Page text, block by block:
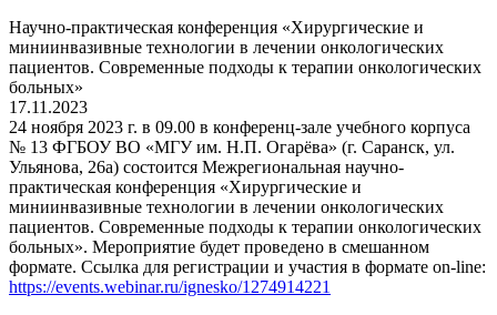
Научно-практическая конференция «Хирургические и
миниинвазивные технологии в лечении онкологических
пациентов. Современные подходы к терапии онкологических
больных»
17.11.2023
24 ноября 2023 г. в 09.00 в конференц-зале учебного корпуса
№ 13 ФГБОУ ВО «МГУ им. Н.П. Огарёва» (г. Саранск, ул.
Ульянова, 26а) состоится Межрегиональная научно-
практическая конференция «Хирургические и
миниинвазивные технологии в лечении онкологических
пациентов. Современные подходы к терапии онкологических
больных». Мероприятие будет проведено в смешанном
формате. Ссылка для регистрации и участия в формате on-line:
https://events.webinar.ru/ignesko/1274914221